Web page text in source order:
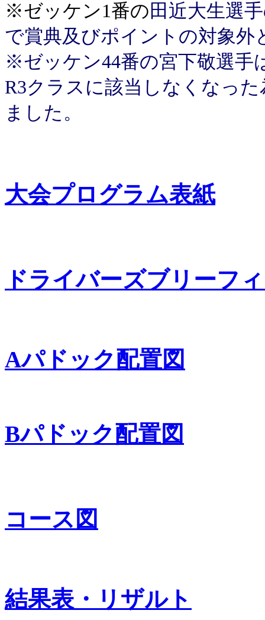
※ゼッケン1番の 田近大生選
で賞典及びポイントの対象外
※ゼッケン44番の宮下敬選手
R3クラスに該当しなくなっ
ました。
大会プログラム表紙
ドライバーズブリーフ
Aパドック配置図
Bパドック配置図
コース図
結果表・リザルト